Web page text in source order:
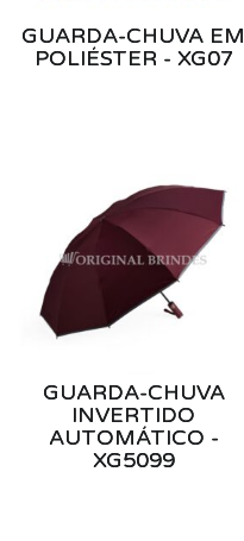
GUARDA-CHUVA EM
POLIÉSTER - XG07
GUARDA-CHUVA
INVERTIDO
AUTOMÁTICO -
XG5099